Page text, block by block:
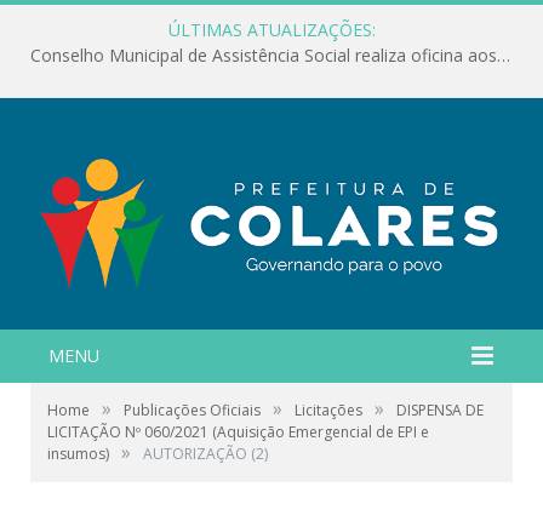
ÚLTIMAS ATUALIZAÇÕES:
Conselho Municipal de Assistência Social realiza oficina aos servidores
MENU
Home » Publicações Oficiais » Licitações »
DISPENSA DE
LICITAÇÃO Nº 060/2021 (Aquisição Emergencial de EPI e
insumos) » AUTORIZAÇÃO (2)